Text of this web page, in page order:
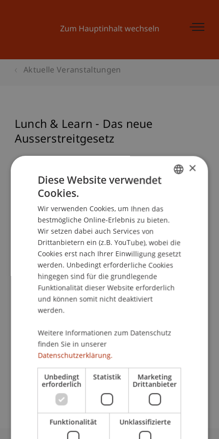
Zum Hauptinhalt wechseln
Aktuelle Veranstaltungen
Lunch & Learn - Das neue
Ausserstreitgesetz
Dozierende/Dozierender:
School/Professur:
Institut für Finanzdienstleistungen
Praktische Auswirkungen der entsprechenden
gesetzlichen Neuerungen
Veranstaltungsdetails
Kontakt
Downloads/Links
×
Diese Website verwendet
Cookies.
Wir verwenden Cookies, um Ihnen das
bestmögliche Online-Erlebnis zu bieten.
Wir setzen dabei auch Services von
Drittanbietern ein (z.B. YouTube), wobei die
Cookies erst nach Ihrer Einwilligung gesetzt
werden. Unbedingt erforderliche Cookies
hingegen sind für die grundlegende
Funktionalität dieser Website erforderlich
und können somit nicht deaktiviert
werden.
Weitere Informationen zum Datenschutz
finden Sie in unserer
Datenschutzerklärung.
Unbedingt
erforderlich
Statistik Marketing
Drittanbieter
Funktionalität Unklassifizierte